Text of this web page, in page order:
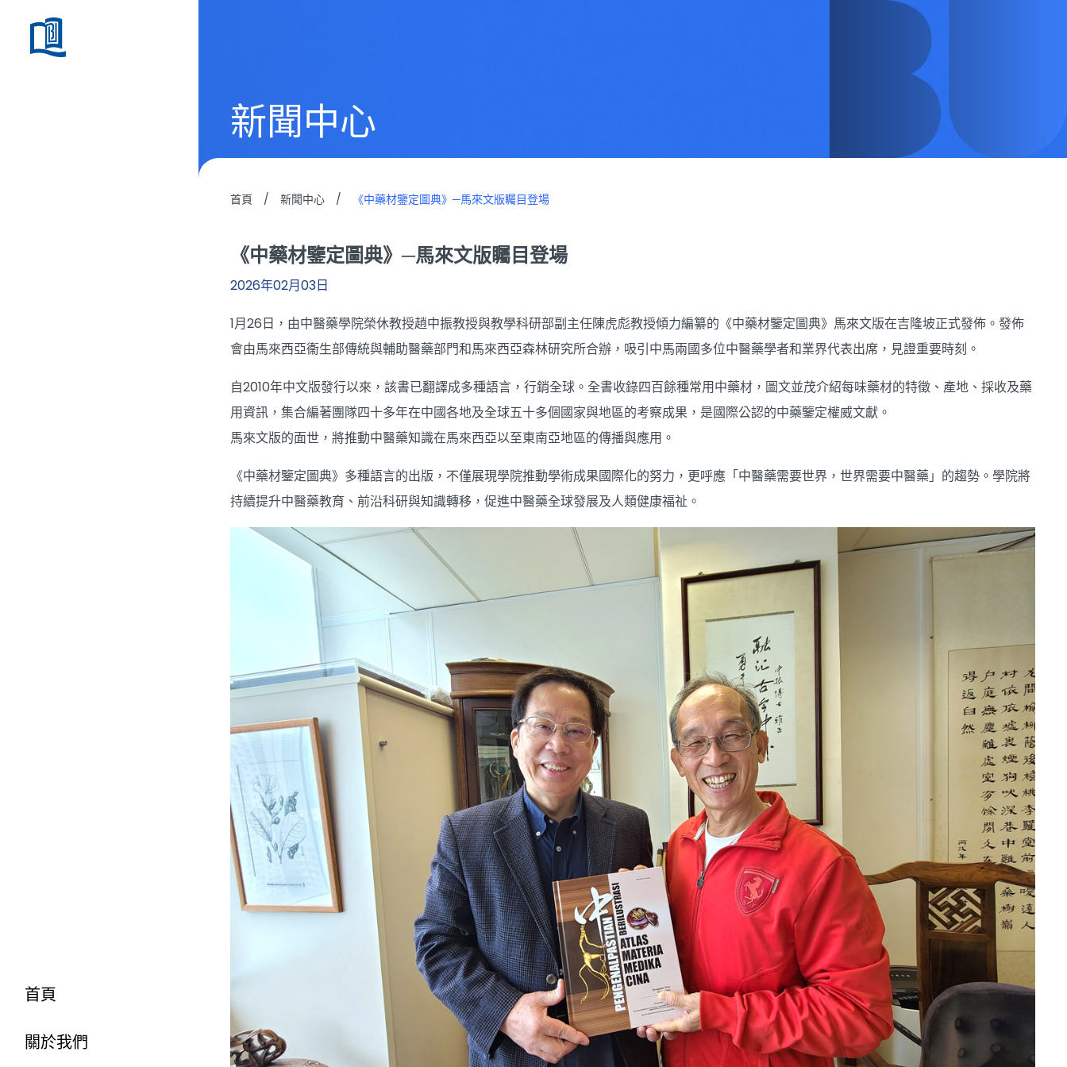
首頁
關於我們
新聞中心
首頁 / 新聞中心 / 《中藥材鑒定圖典》─馬來文版矚目登場
《中藥材鑒定圖典》─馬來文版矚目登場
2026年02月03日
1月26日，由中醫藥學院榮休教授趙中振教授與教學科研部副主任陳虎彪教授傾力編纂的《中藥材鑒定圖典》馬來文版在吉隆坡正式發佈。發佈
會由馬來西亞衞生部傳統與輔助醫藥部門和馬來西亞森林研究所合辦，吸引中馬兩國多位中醫藥學者和業界代表出席，見證重要時刻。
自2010年中文版發行以來，該書已翻譯成多種語言，行銷全球。全書收錄四百餘種常用中藥材，圖文並茂介紹每味藥材的特徵、產地、採收及藥
用資訊，集合編著團隊四十多年在中國各地及全球五十多個國家與地區的考察成果，是國際公認的中藥鑒定權威文獻。
馬來文版的面世，將推動中醫藥知識在馬來西亞以至東南亞地區的傳播與應用。
《中藥材鑒定圖典》多種語言的出版，不僅展現學院推動學術成果國際化的努力，更呼應「中醫藥需要世界，世界需要中醫藥」的趨勢。學院將
持續提升中醫藥教育、前沿科研與知識轉移，促進中醫藥全球發展及人類健康福祉。